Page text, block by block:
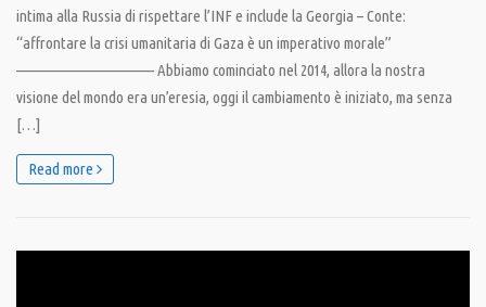
intima alla Russia di rispettare l’INF e include la Georgia – Conte:
“affrontare la crisi umanitaria di Gaza è un imperativo morale”
———————————– Abbiamo cominciato nel 2014, allora la nostra
visione del mondo era un’eresia, oggi il cambiamento è iniziato, ma senza
[…]
Read more